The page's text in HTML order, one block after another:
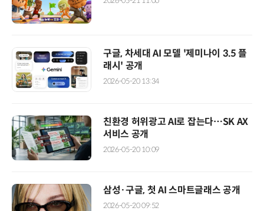
구글, 차세대 AI 모델 '제미나이 3.5 플
래시' 공개
2026-05-20 13:34
친환경 허위광고 AI로 잡는다…SK AX
서비스 공개
2026-05-20 10:09
삼성·구글, 첫 AI 스마트글래스 공개
2026-05-20 09:52